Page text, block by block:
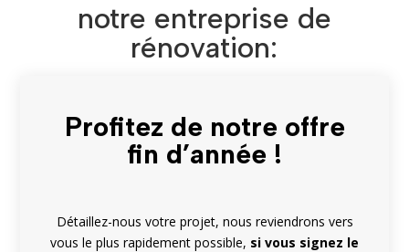
notre entreprise de
rénovation:
Profitez de notre offre
fin d’année !
Détaillez-nous votre projet, nous reviendrons vers
vous le plus rapidement possible, si vous signez le